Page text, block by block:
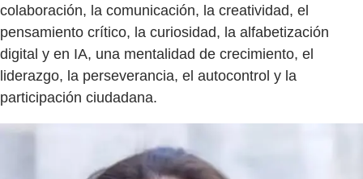
colaboración, la comunicación, la creatividad, el
pensamiento crítico, la curiosidad, la alfabetización
digital y en IA, una mentalidad de crecimiento, el
liderazgo, la perseverancia, el autocontrol y la
participación ciudadana.